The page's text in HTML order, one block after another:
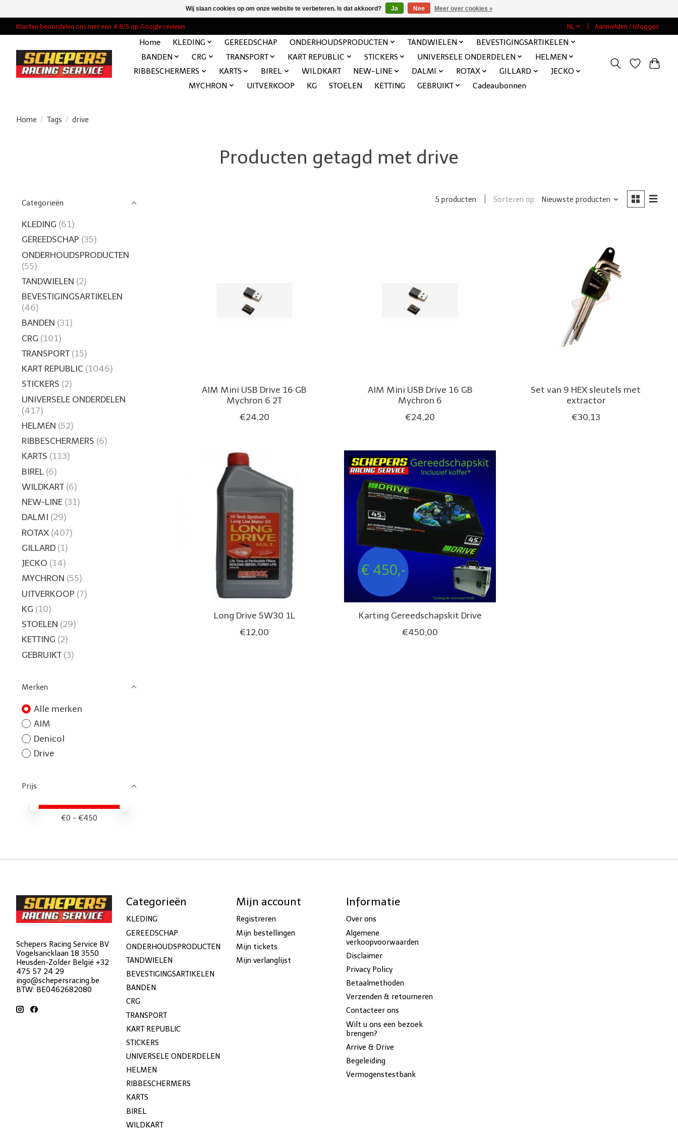
Klanten beoordelen ons met een 4,8/5 op Google reviews NL Aanmelden / Inloggen
Home KLEDING GEREEDSCHAP ONDERHOUDSPRODUCTEN TANDWIELEN
BEVESTIGINGSARTIKELEN
BANDEN
CRG TRANSPORT KART REPUBLIC STICKERS UNIVERSELE ONDERDELEN
HELMEN
RIBBESCHERMERS
KARTS BIREL WILDKART NEW-LINE DALMI ROTAX GILLARD
JECKO
MYCHRON
UITVERKOOP KG STOELEN KETTING GEBRUIKT Cadeaubonnen
Home / Tags / drive
Producten getagd met drive
Categorieën
KLEDING (61)
GEREEDSCHAP (35)
ONDERHOUDSPRODUCTEN
(55)
TANDWIELEN (2)
BEVESTIGINGSARTIKELEN
(46)
BANDEN (31)
CRG (101)
TRANSPORT (15)
KART REPUBLIC (1046)
STICKERS (2)
UNIVERSELE ONDERDELEN
(417)
HELMEN (52)
RIBBESCHERMERS (6)
KARTS (113)
BIREL (6)
WILDKART (6)
NEW-LINE (31)
DALMI (29)
ROTAX (407)
GILLARD (1)
JECKO (14)
MYCHRON (55)
UITVERKOOP (7)
KG (10)
STOELEN (29)
KETTING (2)
GEBRUIKT (3)
Merken
Alle merken
AIM
Denicol
Drive
Prijs
Minimale prijswaarde
Price maximum value
€0 - €450
5 producten Sorteren op Nieuwste producten
AIM Mini USB Drive 16 GB
Mychron 6 2T
€24,20
AIM Mini USB Drive 16 GB
Mychron 6
€24,20
Set van 9 HEX sleutels met
extractor
€30,13
Long Drive 5W30 1L
€12,00
Karting Gereedschapskit Drive
€450,00
Schepers Racing Service BV
Vogelsancklaan 18 3550
Heusden-Zolder België +32
475 57 24 29
ingo@schepersracing.be
BTW: BE0462682080
Categorieën
KLEDING
GEREEDSCHAP
ONDERHOUDSPRODUCTEN
TANDWIELEN
BEVESTIGINGSARTIKELEN
BANDEN
CRG
TRANSPORT
KART REPUBLIC
STICKERS
UNIVERSELE ONDERDELEN
HELMEN
RIBBESCHERMERS
KARTS
BIREL
WILDKART
Mijn account
Registreren
Mijn bestellingen
Mijn tickets
Mijn verlanglijst
Informatie
Over ons
Algemene
verkoopvoorwaarden
Disclaimer
Privacy Policy
Betaalmethoden
Verzenden & retourneren
Contacteer ons
Wilt u ons een bezoek
brengen?
Arrive & Drive
Begeleiding
Vermogenstestbank
Wij slaan cookies op om onze website te verbeteren. Is dat akkoord? Ja Nee Meer over cookies »